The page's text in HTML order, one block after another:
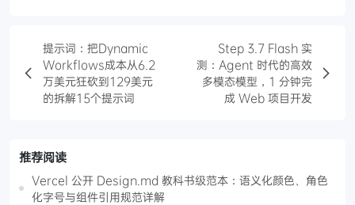
提示词：把Dynamic
Workflows成本从6.2
万美元狂砍到129美元
的拆解15个提示词
Step 3.7 Flash 实
测：Agent 时代的高效
多模态模型，1 分钟完
成 Web 项目开发
推荐阅读
Vercel 公开 Design.md 教科书级范本：语义化颜色、角色
化字号与组件引用规范详解